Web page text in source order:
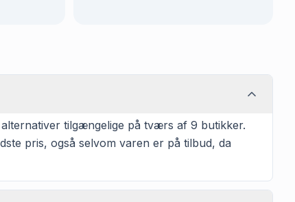
tilgængelige på tværs af 9 butikker.
pris, også selvom varen er på tilbud, da